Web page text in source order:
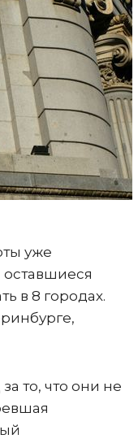
уже
оставшиеся
в 8 городах.
то, что они не